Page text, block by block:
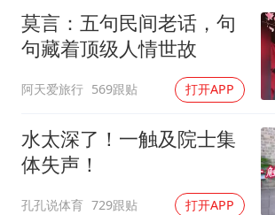
奋进开新局 实干
莫言：五句民间老话，句
句藏着顶级人情世故
阿天爱旅行 569跟贴 打开APP
水太深了！一触及院士集
体失声！
孔孔说体育 729跟贴 打开APP